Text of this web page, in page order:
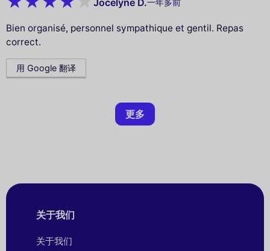
Jocelyne D.一年多前
Bien organisé, personnel sympathique et gentil. Repas
correct.
用 Google 翻译
更多
关于我们
关于我们